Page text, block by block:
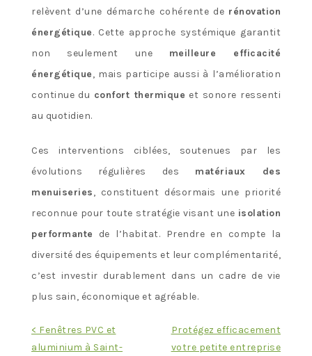
relèvent d’une démarche cohérente de rénovation
énergétique. Cette approche systémique garantit
non seulement une meilleure efficacité
énergétique, mais participe aussi à l’amélioration
continue du confort thermique et sonore ressenti
au quotidien.
Ces interventions ciblées, soutenues par les
évolutions régulières des matériaux des
menuiseries, constituent désormais une priorité
reconnue pour toute stratégie visant une isolation
performante de l’habitat. Prendre en compte la
diversité des équipements et leur complémentarité,
c’est investir durablement dans un cadre de vie
plus sain, économique et agréable.
Navigation
< Fenêtres PVC et
aluminium à Saint-
Protégez efficacement
votre petite entreprise